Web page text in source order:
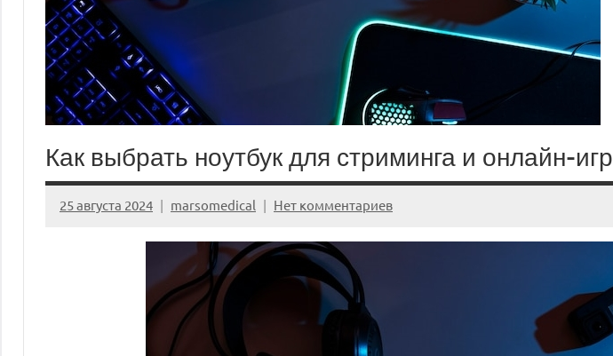
Как выбрать ноутбук для стриминга и онлайн-игр
25 августа 2024 marsomedical Нет комментариев